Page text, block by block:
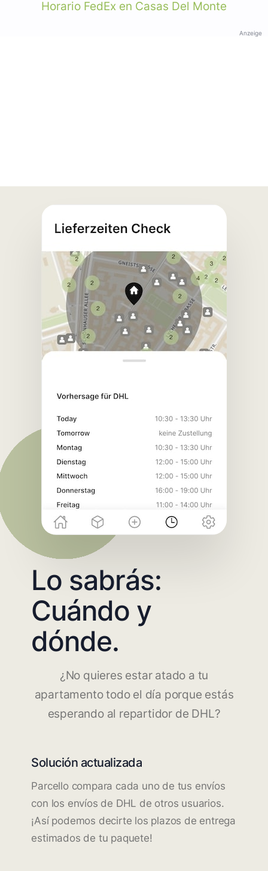
Horario FedEx en Casas Del Monte
Anzeige
Lo sabrás:
Cuándo y
dónde.
¿No quieres estar atado a tu
apartamento todo el día porque estás
esperando al repartidor de DHL?
Solución actualizada
Parcello compara cada uno de tus envíos
con los envíos de DHL de otros usuarios.
¡Así podemos decirte los plazos de entrega
estimados de tu paquete!